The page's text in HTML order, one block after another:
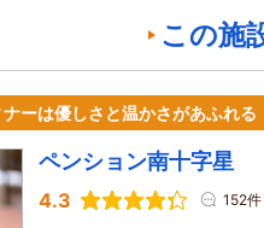
この施
ーは優しさと温かさがあふれる
ペンション南十字星
4.3 152件